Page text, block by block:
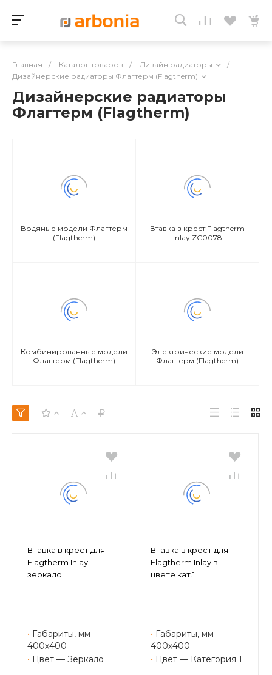
Главная / Каталог товаров / Дизайн радиаторы
/
Дизайнерские радиаторы Флагтерм (Flagtherm)
Дизайнерские радиаторы
Флагтерм (Flagtherm)
Водяные модели Флагтерм
(Flagtherm)
Втавка в крест Flagtherm
Inlay ZC0078
Комбинированные модели
Флагтерм (Flagtherm)
Электрические модели
Флагтерм (Flagtherm)
Втавка в крест для
Flagtherm Inlay
зеркало
• Габариты, мм —
400х400
• Цвет — Зеркало
Втавка в крест для
Flagtherm Inlay в
цвете кат.1
• Габариты, мм —
400х400
• Цвет — Категория 1